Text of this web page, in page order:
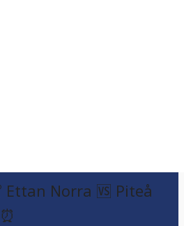
Ettan Norra 🆚 Piteå